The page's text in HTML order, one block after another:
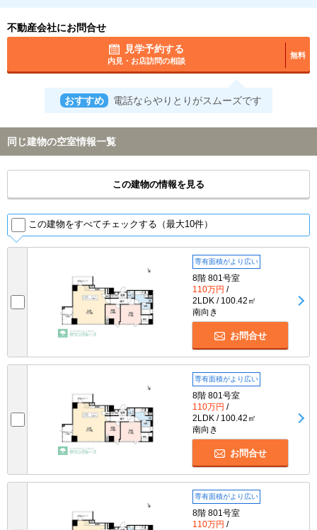
不動産会社にお問合せ
見学予約する
内見・お店訪問の相談
無料
おすすめ 電話ならやりとりがスムーズです
同じ建物の空室情報一覧
この建物の情報を見る
この建物をすべてチェックする（最大10件）
専有面積がより広い
8階 801号室
110万円 /
2LDK / 100.42㎡
南向き
お問合せ
専有面積がより広い
8階 801号室
110万円 /
2LDK / 100.42㎡
南向き
お問合せ
専有面積がより広い
8階 801号室
110万円 /